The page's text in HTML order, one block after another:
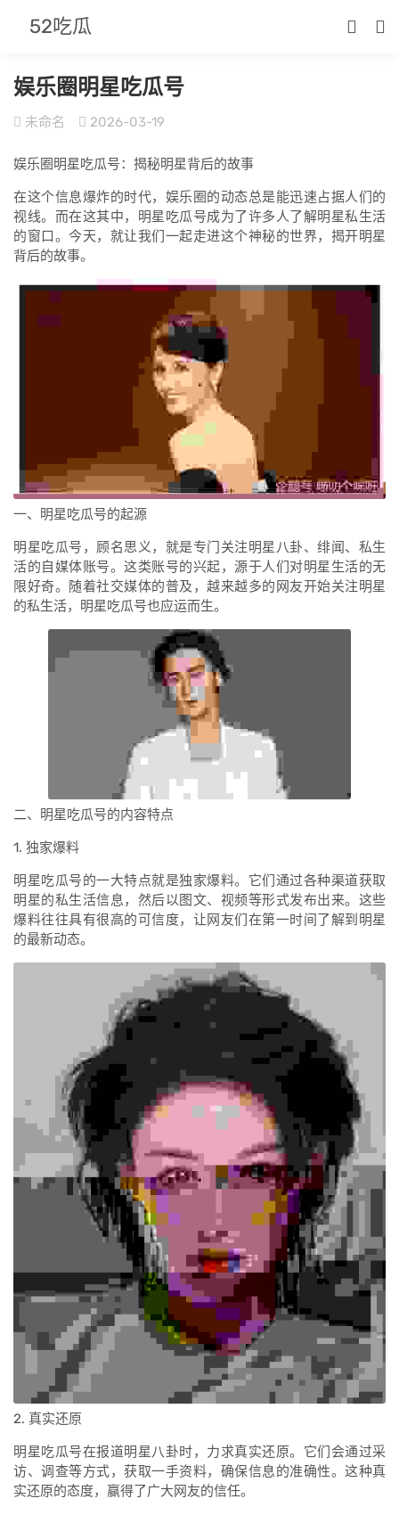
52吃瓜
娱乐圈明星吃瓜号
未命名 2026-03-19
娱乐圈明星吃瓜号：揭秘明星背后的故事
在这个信息爆炸的时代，娱乐圈的动态总是能迅速占据人们的
视线。而在这其中，明星吃瓜号成为了许多人了解明星私生活
的窗口。今天，就让我们一起走进这个神秘的世界，揭开明星
背后的故事。
一、明星吃瓜号的起源
明星吃瓜号，顾名思义，就是专门关注明星八卦、绯闻、私生
活的自媒体账号。这类账号的兴起，源于人们对明星生活的无
限好奇。随着社交媒体的普及，越来越多的网友开始关注明星
的私生活，明星吃瓜号也应运而生。
二、明星吃瓜号的内容特点
1. 独家爆料
明星吃瓜号的一大特点就是独家爆料。它们通过各种渠道获取
明星的私生活信息，然后以图文、视频等形式发布出来。这些
爆料往往具有很高的可信度，让网友们在第一时间了解到明星
的最新动态。
2. 真实还原
明星吃瓜号在报道明星八卦时，力求真实还原。它们会通过采
访、调查等方式，获取一手资料，确保信息的准确性。这种真
实还原的态度，赢得了广大网友的信任。